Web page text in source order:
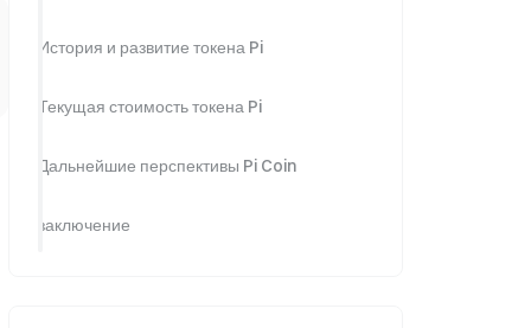
История и развитие токена Pi
Текущая стоимость токена Pi
Дальнейшие перспективы Pi Coin
заключение